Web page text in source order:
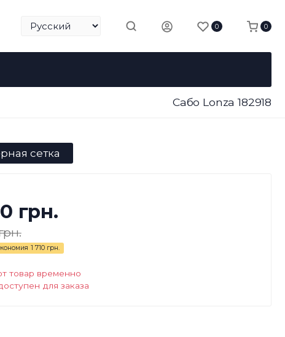
0 0
Сабо Lonza 182918
сетка
грн.
1 710 грн.
товар временно
для заказа